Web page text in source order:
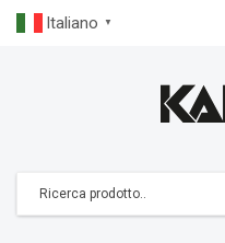
Italiano ▼